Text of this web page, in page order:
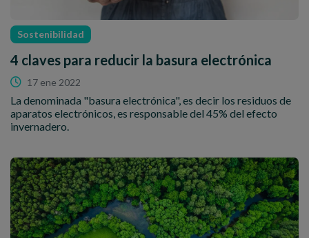
Sostenibilidad
4 claves para reducir la basura electrónica
17 ene 2022
La denominada "basura electrónica", es decir los residuos de
aparatos electrónicos, es responsable del 45% del efecto
invernadero.